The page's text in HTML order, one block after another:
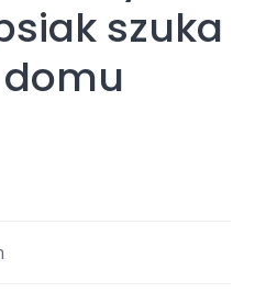
szuka